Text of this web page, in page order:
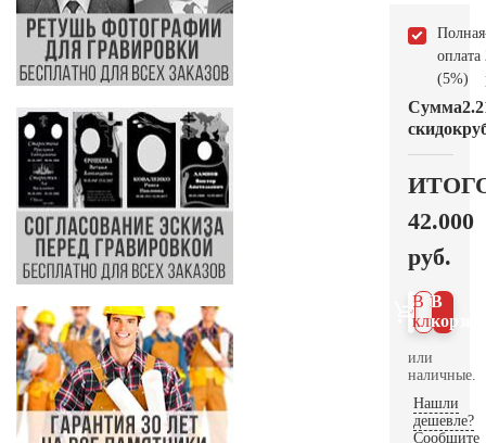
Полная
оплата
(5%)
Сумма
скидок
42.000
руб.
В
В 1
клик
или
наличные.
Нашли
дешевле?
Сообщите